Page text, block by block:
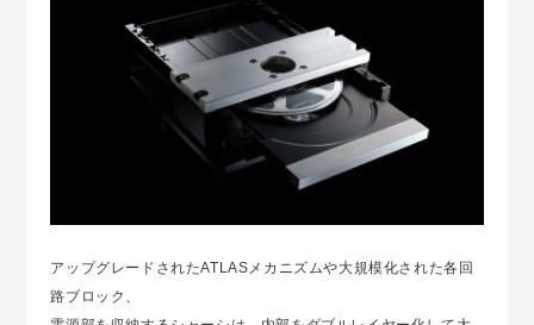
アップグレードされたATLASメカニズムや大規模化された各回
路ブロック、